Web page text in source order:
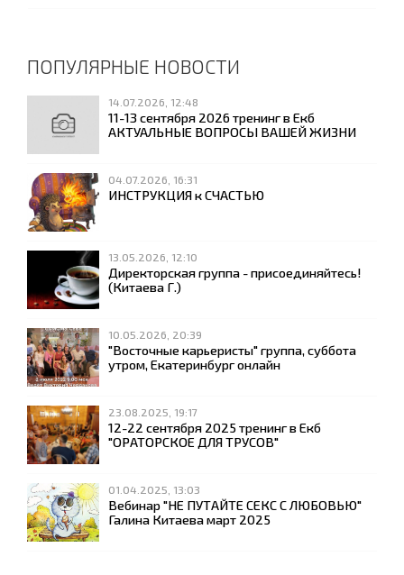
ПОПУЛЯРНЫЕ НОВОСТИ
14.07.2026, 12:48
11-13 сентября 2026 тренинг в Екб
АКТУАЛЬНЫЕ ВОПРОСЫ ВАШЕЙ ЖИЗНИ
04.07.2026, 16:31
ИНСТРУКЦИЯ к СЧАСТЬЮ
13.05.2026, 12:10
Директорская группа - присоединяйтесь!
(Китаева Г.)
10.05.2026, 20:39
"Восточные карьеристы" группа, суббота
утром, Екатеринбург онлайн
23.08.2025, 19:17
12-22 сентября 2025 тренинг в Екб
"ОРАТОРСКОЕ ДЛЯ ТРУСОВ"
01.04.2025, 13:03
Вебинар "НЕ ПУТАЙТЕ СЕКС С ЛЮБОВЬЮ"
Галина Китаева март 2025